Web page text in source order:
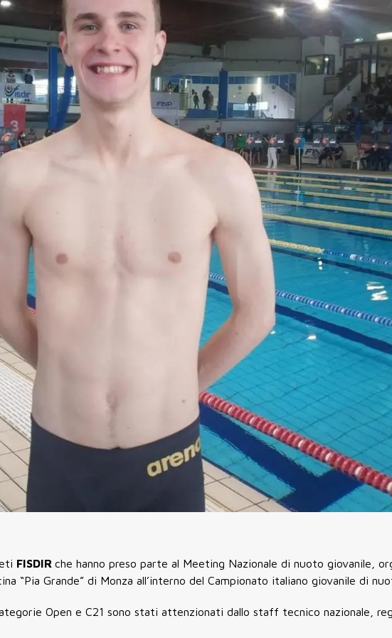
FISDIR che hanno preso parte al Meeting Nazionale di nuoto giovanile,
“Pia Grande” di Monza all’interno del Campionato italiano giovanile di
Open e C21 sono stati attenzionati dallo staff tecnico nazionale,